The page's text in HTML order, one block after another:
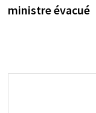
ministre évacué